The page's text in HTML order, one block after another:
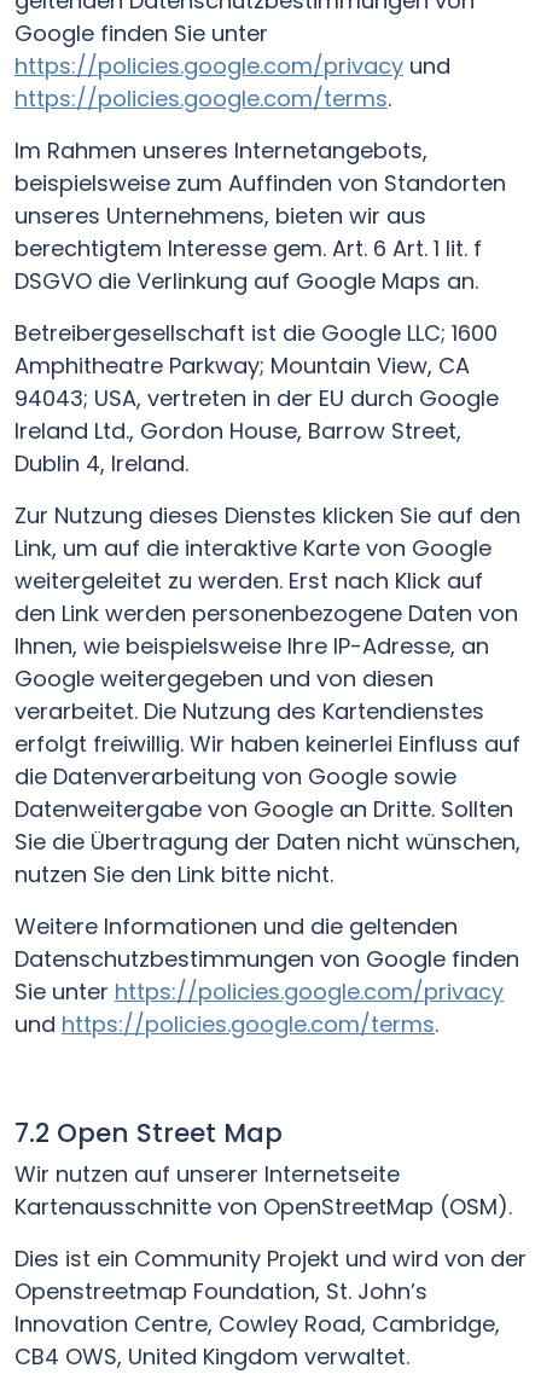
Google finden Sie unter
https://policies.google.com/privacy und
https://policies.google.com/terms.
Im Rahmen unseres Internetangebots,
beispielsweise zum Auffinden von Standorten
unseres Unternehmens, bieten wir aus
berechtigtem Interesse gem. Art. 6 Art. 1 lit. f
DSGVO die Verlinkung auf Google Maps an.
Betreibergesellschaft ist die Google LLC; 1600
Amphitheatre Parkway; Mountain View, CA
94043; USA, vertreten in der EU durch Google
Ireland Ltd., Gordon House, Barrow Street,
Dublin 4, Ireland.
Zur Nutzung dieses Dienstes klicken Sie auf den
Link, um auf die interaktive Karte von Google
weitergeleitet zu werden. Erst nach Klick auf
den Link werden personenbezogene Daten von
Ihnen, wie beispielsweise Ihre IP-Adresse, an
Google weitergegeben und von diesen
verarbeitet. Die Nutzung des Kartendienstes
erfolgt freiwillig. Wir haben keinerlei Einfluss auf
die Datenverarbeitung von Google sowie
Datenweitergabe von Google an Dritte. Sollten
Sie die Übertragung der Daten nicht wünschen,
nutzen Sie den Link bitte nicht.
Weitere Informationen und die geltenden
Datenschutzbestimmungen von Google finden
Sie unter https://policies.google.com/privacy
und https://policies.google.com/terms.
7.2 Open Street Map
Wir nutzen auf unserer Internetseite
Kartenausschnitte von OpenStreetMap (OSM).
Dies ist ein Community Projekt und wird von der
Openstreetmap Foundation, St. John’s
Innovation Centre, Cowley Road, Cambridge,
CB4 OWS, United Kingdom verwaltet.